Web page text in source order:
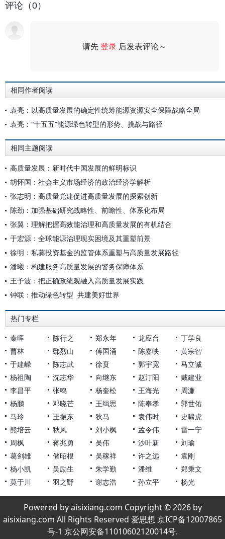
评论（0）
请先登录 后发表评论～
相同作者阅读
袁亮：以高质量发展的确定性统筹能源资源安全保障战略全局
袁亮：“十五五”能源绿色转型的形势、挑战与路径
相同主题阅读
高质量发展：新时代中国发展的鲜明标识
胡怀国：社会主义市场经济的政治经济学解析
张志明：高质量党建促进高质量发展的探索创新
陈劲：加强基础研究战略性、前瞻性、体系化布局
张翼：理解把握高效能治理和高质量发展的有机结合
于宏源：全球能源治理现实困境及其重塑前景
徐明：私募投资基金的监管体系重塑与高质量发展路径
潘曦：构建服务高质量发展的警务保障体系
王予波：把正确政绩观融入高质量发展实践
钟联：推动绿色转型 共建美好世界
热门专栏
秦晖 陈行之 郑永年 龙应台
丁学良
曹林
鄢烈山 傅国涌 陈嘉映
黄宗智
于建嵘
陈志武 徐贲 郭宇宽
马立诚
杨祖陶
沈志华 向继东 赵汀阳
戴建业
李昌平
张鸣 杨奎松 王海光
周濂
杨鹏
邓晓芒 王缉思 陈奉孝
郭世佑
马玲
王振东 狄马 袁伟时
史啸虎
熊培云
秋风 刘小枫 孟令伟
雷一宁
周枫
蒋兆勇 吴伟 沙叶新
刘瑜
葛剑雄
储昭根 吴稼祥 许之远
袁刚
杨小凯
吴励生 朱学勤 潘维
郑秉文
莫于川
羽之野 谢志浩 孙立平 杨光
Powered by aisixiang.com Copyright © 2026 by
aisixiang.com All Rights Reserved 爱思想 京ICP备12007865
号-1 京公网安备11010602120014号.